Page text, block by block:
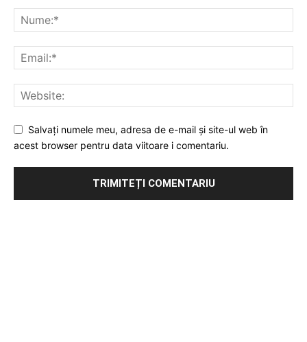
Salvați numele meu, adresa de e-mail și site-ul web în
acest browser pentru data viitoare i comentariu.